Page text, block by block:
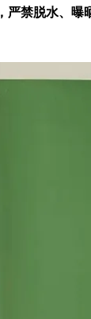
，严禁脱水、曝